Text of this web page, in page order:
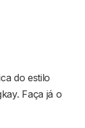
do estilo
Faça já o